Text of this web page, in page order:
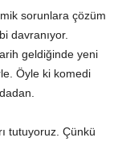
sorunlara çözüm
davranıyor.
geldiğinde yeni
Öyle ki komedi
tutuyoruz. Çünkü